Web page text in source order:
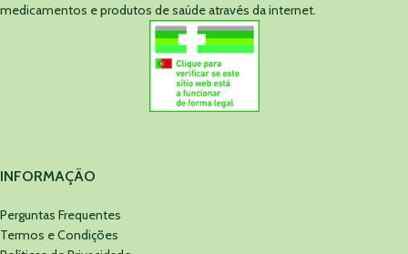
medicamentos e produtos de saúde através da internet.
INFORMAÇÃO
Perguntas Frequentes
Termos e Condições